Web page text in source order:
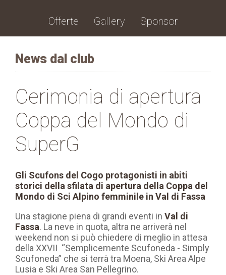
News dal club
Cerimonia di apertura
Coppa del Mondo di
SuperG
Gli Scufons del Cogo protagonisti in abiti
storici della sfilata di apertura della Coppa del
Mondo di Sci Alpino femminile in Val di Fassa
Una stagione piena di grandi eventi in Val di
Fassa. La neve in quota, altra ne arriverà nel
weekend non si può chiedere di meglio in attesa
della XXVII “Semplicemente Scufoneda - Simply
Scufoneda” che si terrà tra Moena, Ski Area Alpe
Lusia e Ski Area San Pellegrino.
Offerte Gallery Sponsor